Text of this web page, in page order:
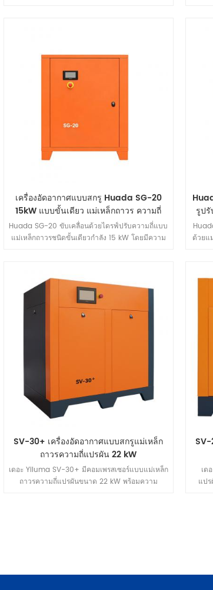
มอบระบบจ่ายลมประสิทธิภาพพลังงานระดับชั้นนำ
ยนต์ การประกอบชิ้นส่วนอิเล็กทรอนิกส์ สิ่งทอ และ
ตอบ
เช่น
เครื่องอัดอากาศแบบสกรู Huada SG-20
15kW แบบขั้นเดียว แม่เหล็กถาวร ความถี่
แปรผัน
Huada SG-20 ขับเคลื่อนด้วยไดรฟ์ปรับความถี่แบบ
แม่เหล็กถาวรชนิดขั้นเดียวกำลัง 15 kW โดยมีความ
อย่างต่อเนื่องในภาคการผลิตขนาดเล็กถึงขนาดกลาง
งานตกแต่งสถาปัตยกรรม และงานซ่อมแซมยานยนต์
และงานตัวถัง
รูป
ด้วยแ
เลือ
เยี่ย
ซ่
SV-30+ เครื่องอัดอากาศแบบสกรูแม่เหล็ก
ถาวรความถี่แปรผัน 22 kW
เดอะ Yiluma SV-30+ มีคอมเพรสเซอร์แบบแม่เหล็ก
ถาวรความถี่แปรผันขนาด 22 kW พร้อมความ
เด
แป
อย่